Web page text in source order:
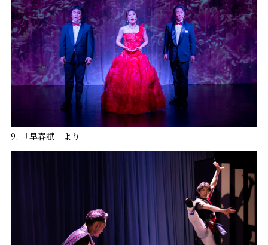
9. 「早春賦」より